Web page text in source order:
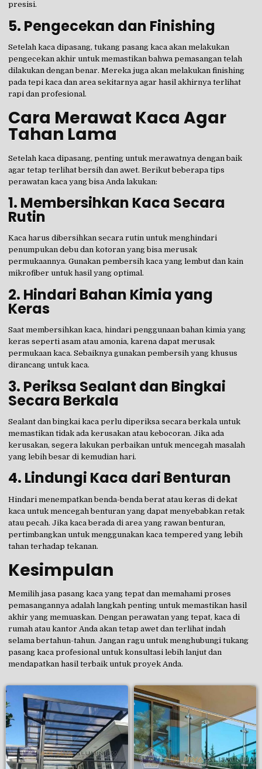
presisi.
5. Pengecekan dan Finishing
Setelah kaca dipasang, tukang pasang kaca akan melakukan
pengecekan akhir untuk memastikan bahwa pemasangan telah
dilakukan dengan benar. Mereka juga akan melakukan finishing
pada tepi kaca dan area sekitarnya agar hasil akhirnya terlihat
rapi dan profesional.
Cara Merawat Kaca Agar
Tahan Lama
Setelah kaca dipasang, penting untuk merawatnya dengan baik
agar tetap terlihat bersih dan awet. Berikut beberapa tips
perawatan kaca yang bisa Anda lakukan:
1. Membersihkan Kaca Secara
Rutin
Kaca harus dibersihkan secara rutin untuk menghindari
penumpukan debu dan kotoran yang bisa merusak
permukaannya. Gunakan pembersih kaca yang lembut dan kain
mikrofiber untuk hasil yang optimal.
2. Hindari Bahan Kimia yang
Keras
Saat membersihkan kaca, hindari penggunaan bahan kimia yang
keras seperti asam atau amonia, karena dapat merusak
permukaan kaca. Sebaiknya gunakan pembersih yang khusus
dirancang untuk kaca.
3. Periksa Sealant dan Bingkai
Secara Berkala
Sealant dan bingkai kaca perlu diperiksa secara berkala untuk
memastikan tidak ada kerusakan atau kebocoran. Jika ada
kerusakan, segera lakukan perbaikan untuk mencegah masalah
yang lebih besar di kemudian hari.
4. Lindungi Kaca dari Benturan
Hindari menempatkan benda-benda berat atau keras di dekat
kaca untuk mencegah benturan yang dapat menyebabkan retak
atau pecah. Jika kaca berada di area yang rawan benturan,
pertimbangkan untuk menggunakan kaca tempered yang lebih
tahan terhadap tekanan.
Kesimpulan
Memilih jasa pasang kaca yang tepat dan memahami proses
pemasangannya adalah langkah penting untuk memastikan hasil
akhir yang memuaskan. Dengan perawatan yang tepat, kaca di
rumah atau kantor Anda akan tetap awet dan terlihat indah
selama bertahun-tahun. Jangan ragu untuk menghubungi tukang
pasang kaca profesional untuk konsultasi lebih lanjut dan
mendapatkan hasil terbaik untuk proyek Anda.